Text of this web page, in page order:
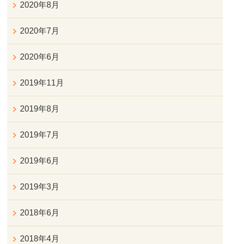
2020年8月
2020年7月
2020年6月
2019年11月
2019年8月
2019年7月
2019年6月
2019年3月
2018年6月
2018年4月